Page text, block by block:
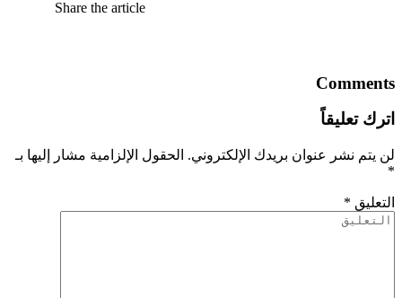
Share the article
Comments
اترك تعليقاً
لن يتم نشر عنوان بريدك الإلكتروني.
الحقول الإلزامية مشار إليها بـ
*
التعليق *